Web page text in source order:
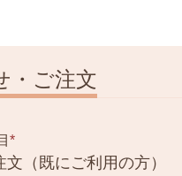
・ご注文
*
文（既にご利用の方）